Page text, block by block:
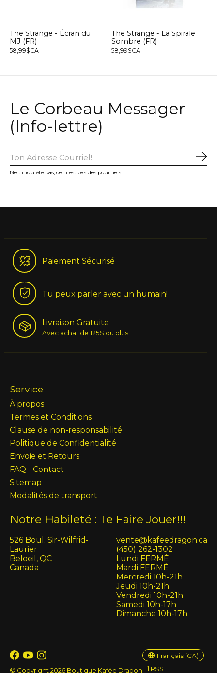
The Strange - Écran du
MJ (FR)
58,99$CA
The Strange - La Spirale
Sombre (FR)
58,99$CA
Le Corbeau Messager
(Info-lettre)
Ne t'inquiéte pas, ce n'est pas des pourriels
Paiement Sécurisé
Tu peux parler avec un humain!
Livraison Gratuite
Avec achat de 125$ ou plus
Service
À propos
Termes et Conditions
Clause de non-responsabilité
Politique de Confidentialité
Envoie et Retours
FAQ - Contact
Sitemap
Modalités de transport
Notre Habileté : Te Faire Jouer!!!
526 Boul. Sir-Wilfrid-
Laurier
Beloeil, QC
Canada
vente@kafeedragon.ca
(450) 262-1302
Lundi FERMÉ
Mardi FERMÉ
Mercredi 10h-21h
Jeudi 10h-21h
Vendredi 10h-21h
Samedi 10h-17h
Dimanche 10h-17h
© Copyright 2026 Boutique Kafée DragonFil RSS
Français (CA)
English (US)